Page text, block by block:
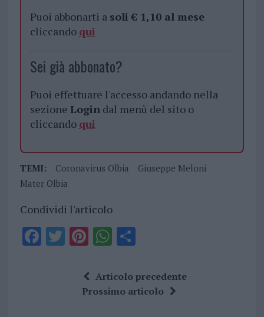
Puoi abbonarti a soli € 1,10 al mese
cliccando qui
Sei già abbonato?
Puoi effettuare l'accesso andando nella
sezione Logindal menù del sito o
cliccando qui
TEMI: Coronavirus Olbia
Giuseppe Meloni
Mater Olbia
Condividi l'articolo
F T Pi
te
re
W
at
s
S
a
re
Articolo precedente
Prossimo articolo